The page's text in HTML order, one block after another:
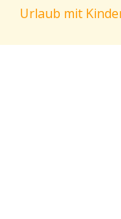
Urlaub mit